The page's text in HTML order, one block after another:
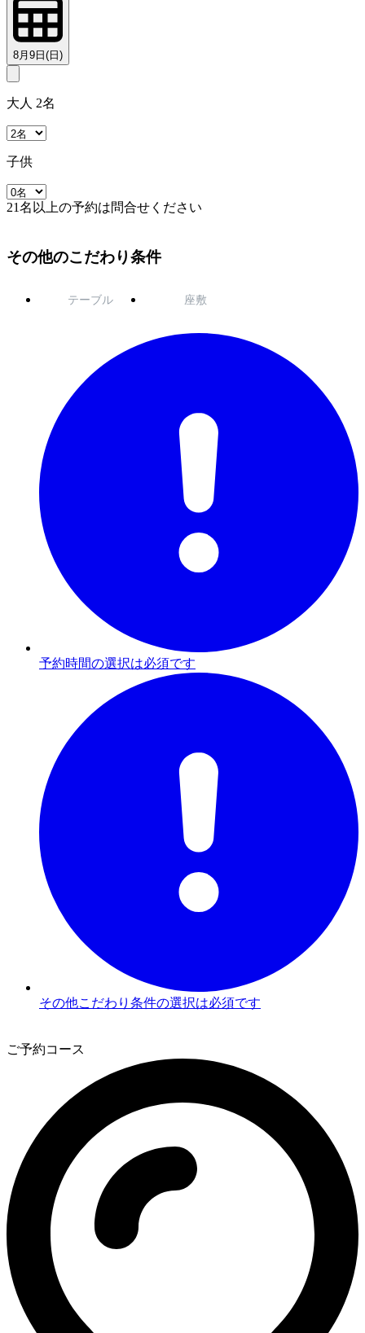
8月9日(日)
大人 2名
子供
21名以上の予約は問合せください
その他のこだわり条件
テーブル 座敷
予約時間の選択は必須です
その他こだわり条件の選択は必須です
ご予約コース